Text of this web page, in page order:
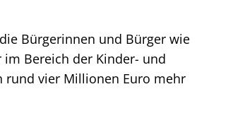
Bürgerinnen und Bürger wie
Bereich der Kinder- und
rund vier Millionen Euro mehr